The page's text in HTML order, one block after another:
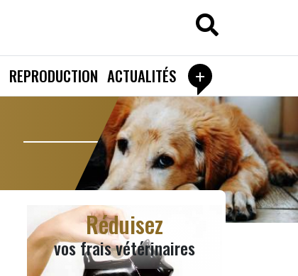
REPRODUCTION ACTUALITÉS +
Réduisez
vos frais vétérinaires